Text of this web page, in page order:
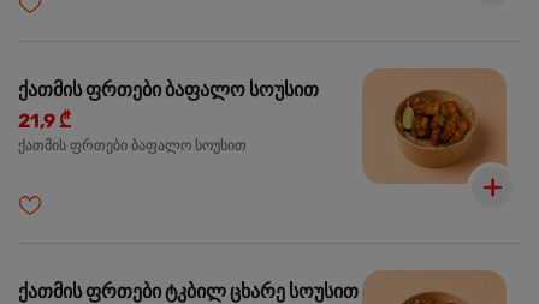
ქათმის ფრთები ბაფალო სოუსით
21,9 ₾
ქათმის ფრთები ბაფალო სოუსით
ქათმის ფრთები ტკბილ ცხარე სოუსით